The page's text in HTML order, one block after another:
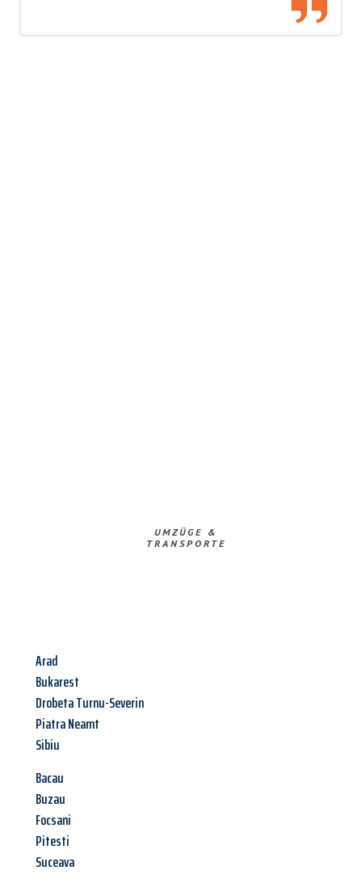
UMZÜGE &
TRANSPORTE
Arad
Bukarest
Drobeta Turnu-Severin
Piatra Neamt
Sibiu
Bacau
Buzau
Focsani
Pitesti
Suceava